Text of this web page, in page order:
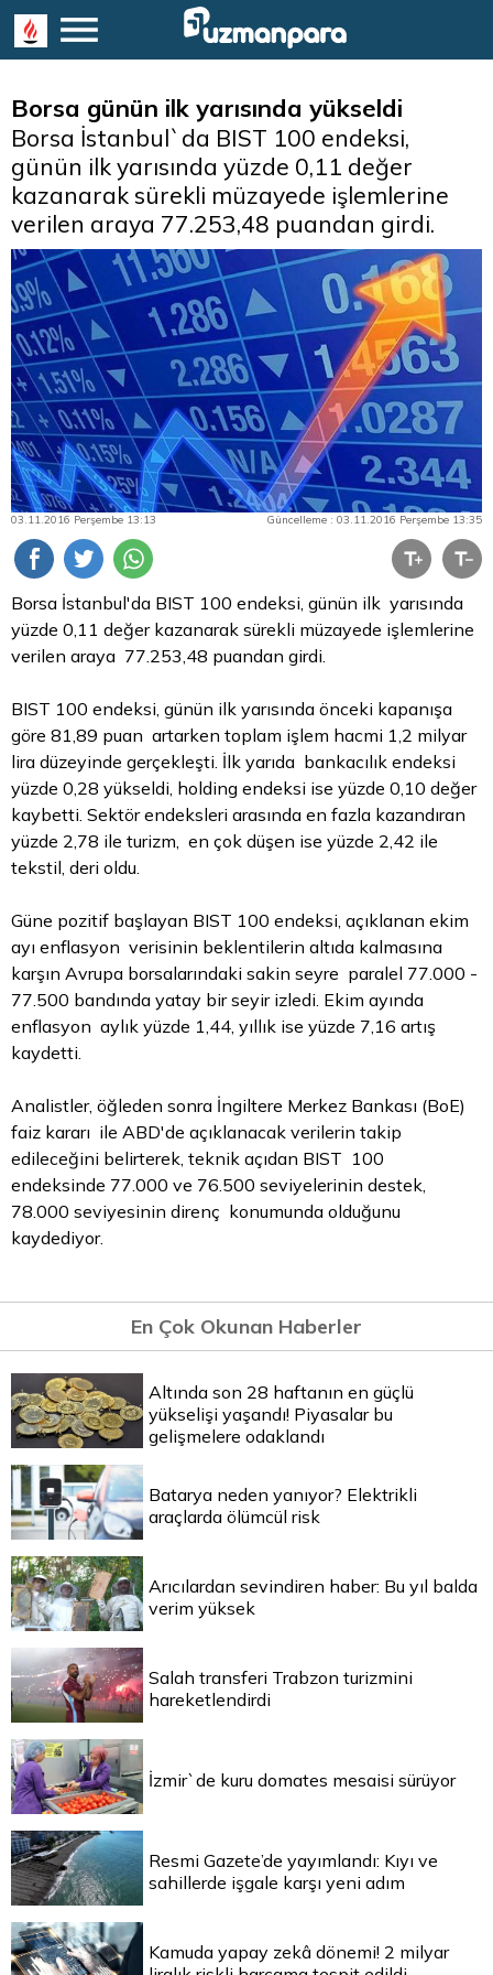
Borsa günün ilk yarısında yükseldi
Borsa İstanbul`da BIST 100 endeksi,
günün ilk yarısında yüzde 0,11 değer
kazanarak sürekli müzayede işlemlerine
verilen araya 77.253,48 puandan girdi.
03.11.2016 Perşembe 13:13 Güncelleme : 03.11.2016 Perşembe 13:35
Borsa İstanbul'da BIST 100 endeksi, günün ilk yarısında
yüzde 0,11 değer kazanarak sürekli müzayede işlemlerine
verilen araya 77.253,48 puandan girdi.
BIST 100 endeksi, günün ilk yarısında önceki kapanışa
göre 81,89 puan artarken toplam işlem hacmi 1,2 milyar
lira düzeyinde gerçekleşti. İlk yarıda bankacılık endeksi
yüzde 0,28 yükseldi, holding endeksi ise yüzde 0,10 değer
kaybetti. Sektör endeksleri arasında en fazla kazandıran
yüzde 2,78 ile turizm, en çok düşen ise yüzde 2,42 ile
tekstil, deri oldu.
Güne pozitif başlayan BIST 100 endeksi, açıklanan ekim
ayı enflasyon verisinin beklentilerin altıda kalmasına
karşın Avrupa borsalarındaki sakin seyre paralel 77.000 -
77.500 bandında yatay bir seyir izledi. Ekim ayında
enflasyon aylık yüzde 1,44, yıllık ise yüzde 7,16 artış
kaydetti.
Analistler, öğleden sonra İngiltere Merkez Bankası (BoE)
faiz kararı ile ABD'de açıklanacak verilerin takip
edileceğini belirterek, teknik açıdan BIST 100
endeksinde 77.000 ve 76.500 seviyelerinin destek,
78.000 seviyesinin direnç konumunda olduğunu
kaydediyor.
En Çok Okunan Haberler
Altında son 28 haftanın en güçlü
yükselişi yaşandı! Piyasalar bu
gelişmelere odaklandı
Batarya neden yanıyor? Elektrikli
araçlarda ölümcül risk
Arıcılardan sevindiren haber: Bu yıl balda
verim yüksek
Salah transferi Trabzon turizmini
hareketlendirdi
İzmir`de kuru domates mesaisi sürüyor
Resmi Gazete’de yayımlandı: Kıyı ve
sahillerde işgale karşı yeni adım
Kamuda yapay zekâ dönemi! 2 milyar